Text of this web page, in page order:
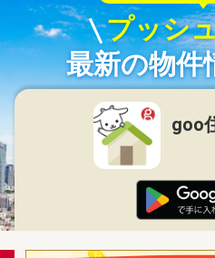
プッシ
最新の物件
goo